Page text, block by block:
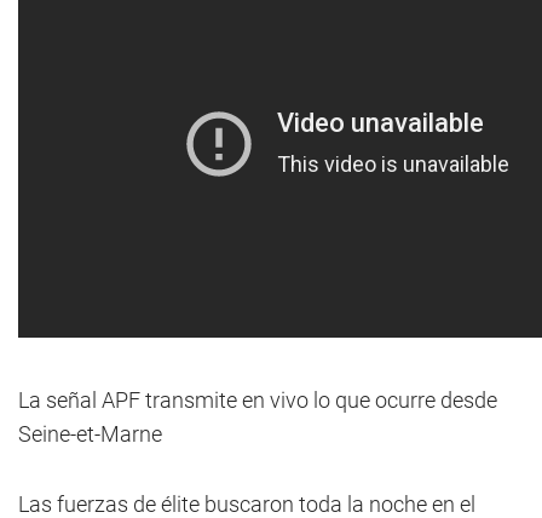
La señal APF transmite en vivo lo que ocurre desde
Seine-et-Marne
Las fuerzas de élite buscaron toda la noche en el